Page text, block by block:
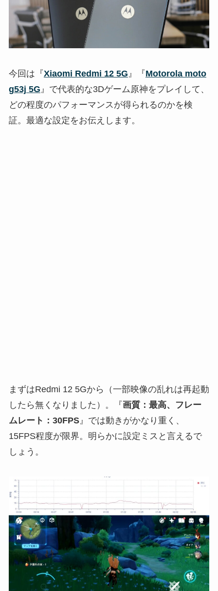
今回は『Xiaomi Redmi 12 5G 』『Motorola moto
g53j 5G 』で代表的な3Dゲーム原神をプレイして、
どの程度のパフォーマンスが得られるのかを検
証。最適な設定をお伝えします。
まずはRedmi 12 5Gから（一部映像の乱れは再起動
したら無くなりました）。『画質：最高、フレー
ムレート：30FPS』では動きがかなり重く、
15FPS程度が限界。明らかに設定ミスと言えるで
しょう。